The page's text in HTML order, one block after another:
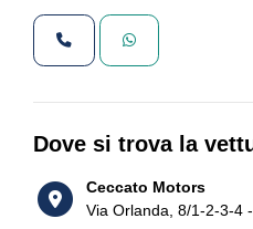
Dove si trova la
Ceccato Motors
Via Orlanda, 8/1-2-3-4